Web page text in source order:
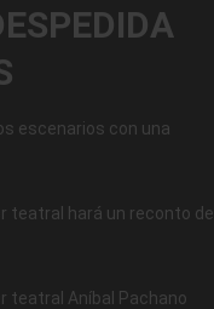
escenarios con una
teatral hará un reconto de
teatral Aníbal Pachano